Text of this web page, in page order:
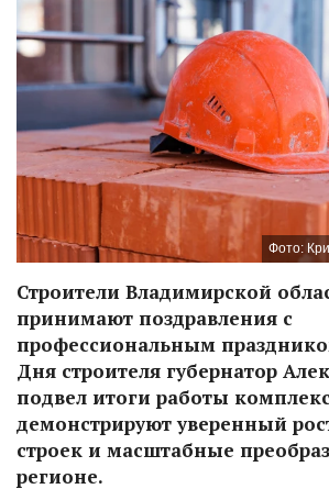
Фото:
Строители Владимирской
принимают поздравления с
профессиональным
Дня строителя губернатор
подвел итоги работы
демонстрируют уверенный
строек и масштабные
регионе.